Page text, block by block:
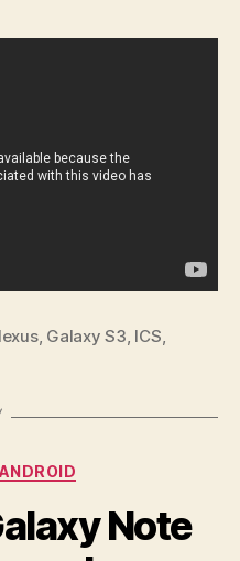
, Galaxy S3 ICS
Categorías
ANDROID
Note